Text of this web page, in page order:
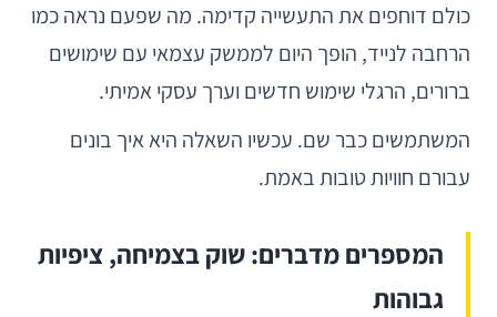
כולם דוחפים את התעשייה קדימה. מה שפעם נראה כמו
הרחבה לנייד, הופך היום לממשק עצמאי עם שימושים
ברורים, הרגלי שימוש חדשים וערך עסקי אמיתי.
המשתמשים כבר שם. עכשיו השאלה היא איך בונים
עבורם חוויות טובות באמת.
המספרים מדברים: שוק בצמיחה, ציפיות
גבוהות